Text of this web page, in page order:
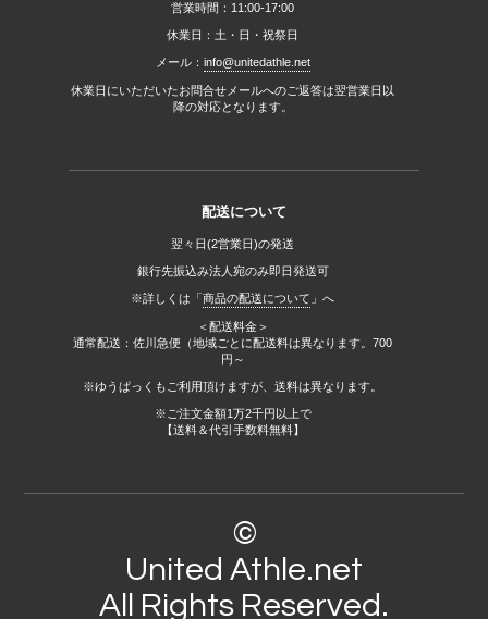
営業時間：11:00-17:00
休業日：土・日・祝祭日
メール： info@unitedathle.net
休業日にいただいたお問合せメールへのご返答は翌営業日以
降の対応となります。
配送について
翌々日(2営業日)の発送
銀行先振込み法人宛のみ即日発送可
※詳しくは「商品の配送について 」へ
＜配送料金＞
通常配送：佐川急便（地域ごとに配送料は異なります。700
円～
※ゆうぱっくもご利用頂けますが、送料は異なります。
※ご注文金額1万2千円以上で
【送料＆代引手数料無料】
©
United Athle.net
All Rights Reserved.